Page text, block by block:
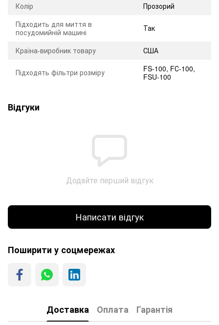
Колір
Прозорий
Підходить для миття в
посудомийній машині
Так
Країна-виробник товару США
Підходять фільтри розміру
FS-100, FС-100,
FSU-100
Відгуки
Додайте перший відгук
Написати відгук
Поширити у соцмережах
Доставка Оплата Гарантія